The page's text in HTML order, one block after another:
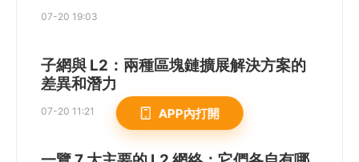
APP內打開
07-20 19:03
子網與 L2：兩種區塊鏈擴展解決方案的
差異和潛力
07-20 11:21